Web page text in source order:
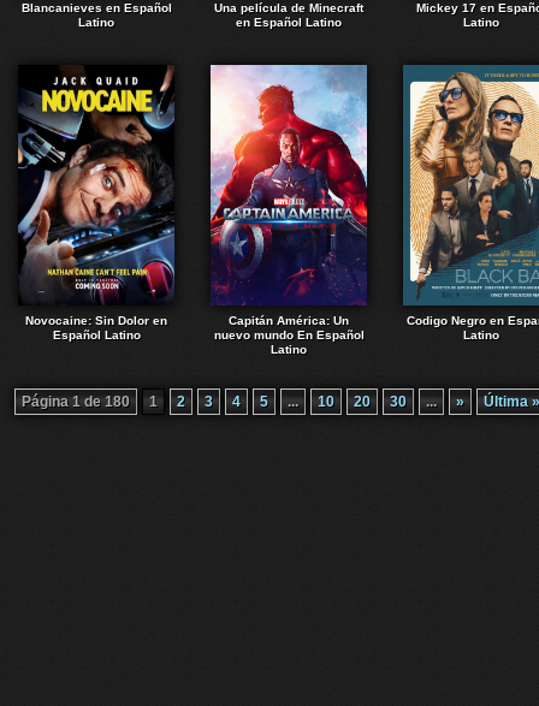
Blancanieves en Español
Latino
Una película de Minecraft
en Español Latino
Mickey 17 en
Latino
Novocaine: Sin Dolor en
Español Latino
Capitán América: Un
nuevo mundo En Español
Latino
Codigo Negro en
Latino
Página 1 de 180 1 2 3 4 5 ... 10 20 30 ... » Última »